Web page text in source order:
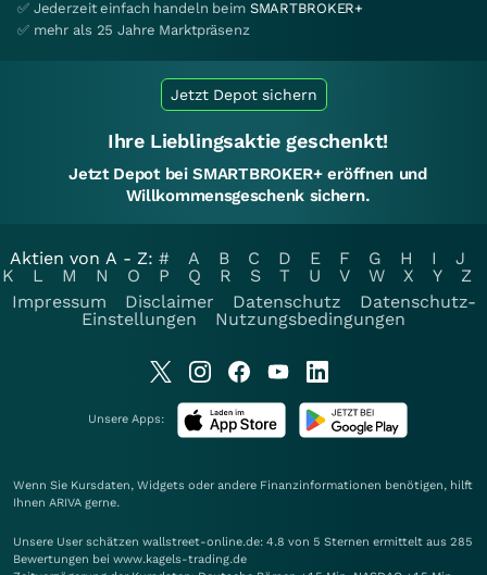
✅ Jederzeit einfach handeln beim SMARTBROKER+
✅ mehr als 25 Jahre Marktpräsenz
Jetzt Depot sichern
Ihre Lieblingsaktie geschenkt!
Jetzt Depot bei SMARTBROKER+ eröffnen und
Willkommensgeschenk sichern.
Aktien von A - Z: # A B C D E F G H I
J
K
L M N O P Q R S T U V W X Y
Z
Impressum
Disclaimer Datenschutz
Datenschutz-
Einstellungen
Nutzungsbedingungen
Unsere Apps:
Wenn Sie Kursdaten, Widgets oder andere Finanzinformationen benötigen, hilft
Ihnen ARIVA gerne.
Unsere User schätzen wallstreet-online.de: 4.8 von 5 Sternen ermittelt aus 285
Bewertungen bei www.kagels-trading.de